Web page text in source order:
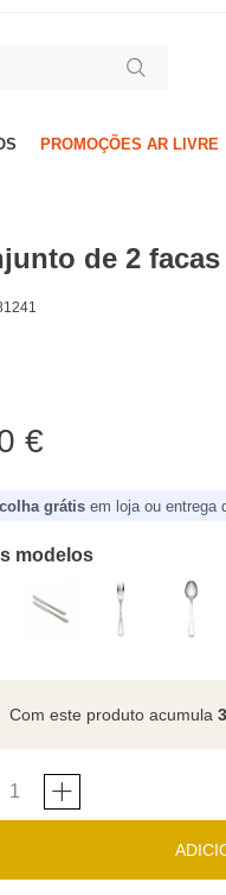
PROMOÇÕES AR LIVRE
de 2
€
grátis em loja ou entrega
modelos
Com este produto acumula